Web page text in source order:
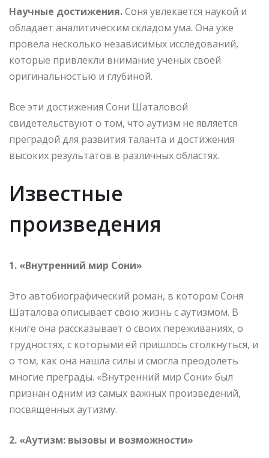
Научные достижения.Соня увлекается наукой и
обладает аналитическим складом ума. Она уже
провела несколько независимых исследований,
которые привлекли внимание ученых своей
оригинальностью и глубиной.
Все эти достижения Сони Шаталовой
свидетельствуют о том, что аутизм не является
преградой для развития таланта и достижения
высоких результатов в различных областях.
Известные
произведения
1. «Внутренний мир Сони»
Это автобиографический роман, в котором Соня
Шаталова описывает свою жизнь с аутизмом. В
книге она рассказывает о своих переживаниях, о
трудностях, с которыми ей пришлось столкнуться, и
о том, как она нашла силы и смогла преодолеть
многие преграды. «Внутренний мир Сони» был
признан одним из самых важных произведений,
посвященных аутизму.
2. «Аутизм: вызовы и возможности»